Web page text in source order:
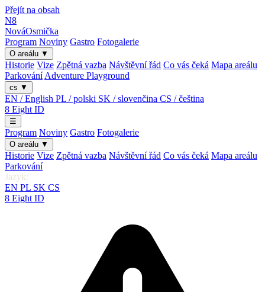
Přejít na obsah
N8
NováOsmička
Program Noviny Gastro Fotogalerie
O areálu ▼
Historie Vize Zpětná vazba Návštěvní řád Co vás čeká Mapa areálu
Parkování Adventure Playground
cs ▼
EN / English PL / polski SK / slovenčina CS / čeština
8 Eight ID
☰
Program Noviny Gastro Fotogalerie
O areálu ▼
Historie Vize Zpětná vazba Návštěvní řád Co vás čeká Mapa areálu
Parkování
Jazyk:
EN PL SK CS
8 Eight ID